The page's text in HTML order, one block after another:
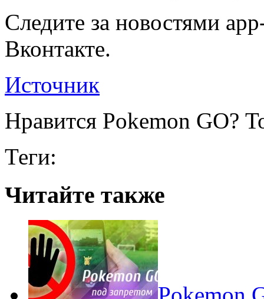
Следите за новостями
Вконтакте.
Источник
Нравится Pokemon GO?
Теги:
Читайте также